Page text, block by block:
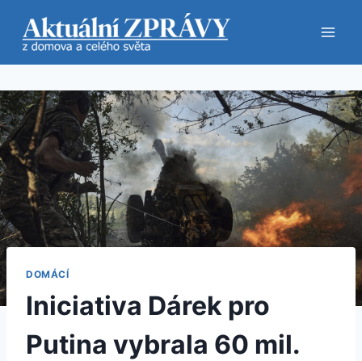
obsah
DOMÁCÍ
Iniciativa Dárek pro
Putina vybrala 60 mil.